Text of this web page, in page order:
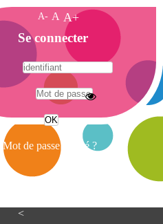
<
A- A A+
Se connecter
Mot de passe oublié ?